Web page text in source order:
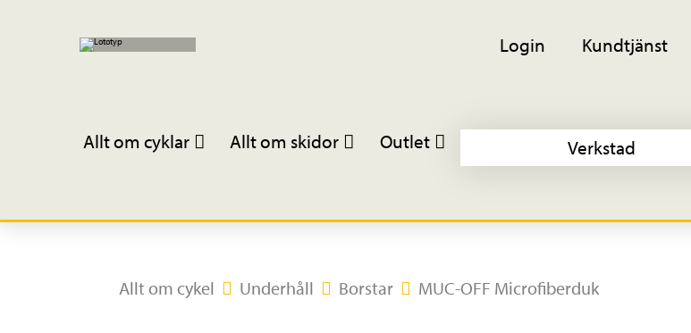
Login Kundtjänst
Allt om cyklar Allt om skidor Outlet Verkstad
Allt om cykel Underhåll Borstar MUC-OFF Microfiberduk